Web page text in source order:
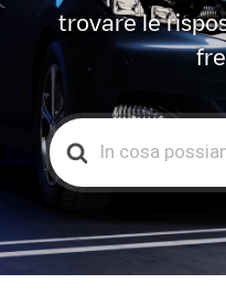
trovare le
Search
For